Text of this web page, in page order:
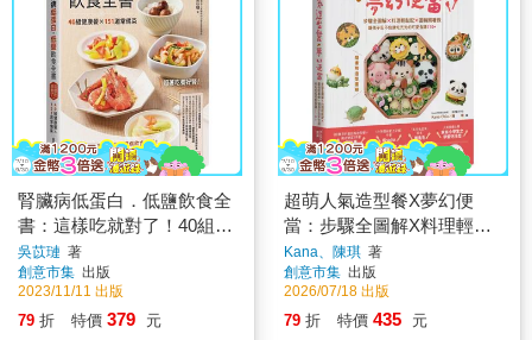
腎臟病低蛋白．低鹽飲食全
書：這樣吃就對了！40組健
康餐X151道常備菜
吳苡璉 著
創意市集 出版
2023/11/11 出版
79 折 特價 379 元
超萌人氣造型餐X夢幻便
當：步驟全圖解X料理輕鬆
配X圖稿照著做，讓孩子忍
不住就吃光光的可愛食譜
110+【隨書附造型圖稿】
Kana、陳琪 著
創意市集 出版
2026/07/18 出版
79 折 特價 435 元